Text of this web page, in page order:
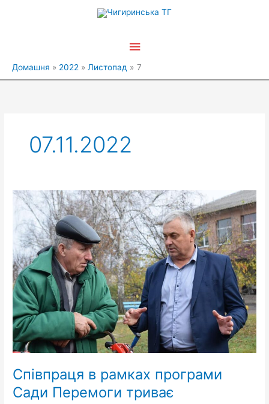
Головне
Домашня 2022 Листопад 7
07.11.2022
Співпраця в рамках програми
Сади Перемоги триває
Співпраця
рамках
програми
Сади
Перемоги
триває